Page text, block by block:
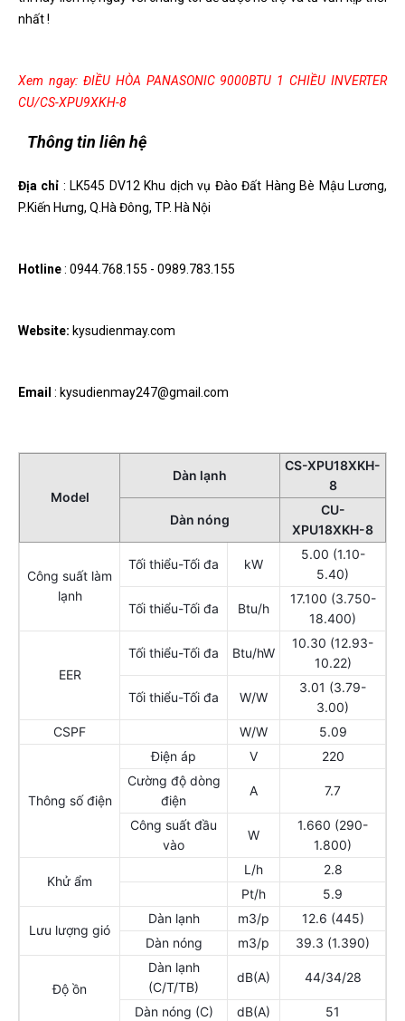
nhất !
Xem ngay: ĐIỀU HÒA PANASONIC 9000BTU 1 CHIỀU INVERTER
CU/CS-XPU9XKH-8
Thông tin liên hệ
Địa chỉ : LK545 DV12 Khu dịch vụ Đào Đất Hàng Bè Mậu Lương,
P.Kiến Hưng, Q.Hà Đông, TP. Hà Nội
Hotline: 0944.768.155 - 0989.783.155
Website: kysudienmay.com
Email : kysudienmay247@gmail.com
Model
Dàn lạnh
CS-XPU18XKH-
8
Dàn nóng
CU-
XPU18XKH-8
Công suất làm
lạnh
Tối thiểu-Tối đa kW
5.00 (1.10-
5.40)
Tối thiểu-Tối đa Btu/h
17.100 (3.750-
18.400)
EER
Tối thiểu-Tối đa Btu/hW
10.30 (12.93-
10.22)
Tối thiểu-Tối đa W/W
3.01 (3.79-
3.00)
CSPF
W/W 5.09
Thông số điện
Điện áp V
220
Cường độ dòng
điện
A 7.7
Công suất đầu
vào
W
1.660 (290-
1.800)
Khử ẩm
L/h
2.8
Pt/h
5.9
Lưu lượng gió
Dàn lạnh m3/p
12.6 (445)
Dàn nóng
m3/p 39.3 (1.390)
Độ ồn
Dàn lạnh
(C/T/TB)
dB(A) 44/34/28
Dàn nóng (C) dB(A)
51